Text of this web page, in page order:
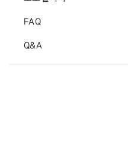
FAQ
Q&A